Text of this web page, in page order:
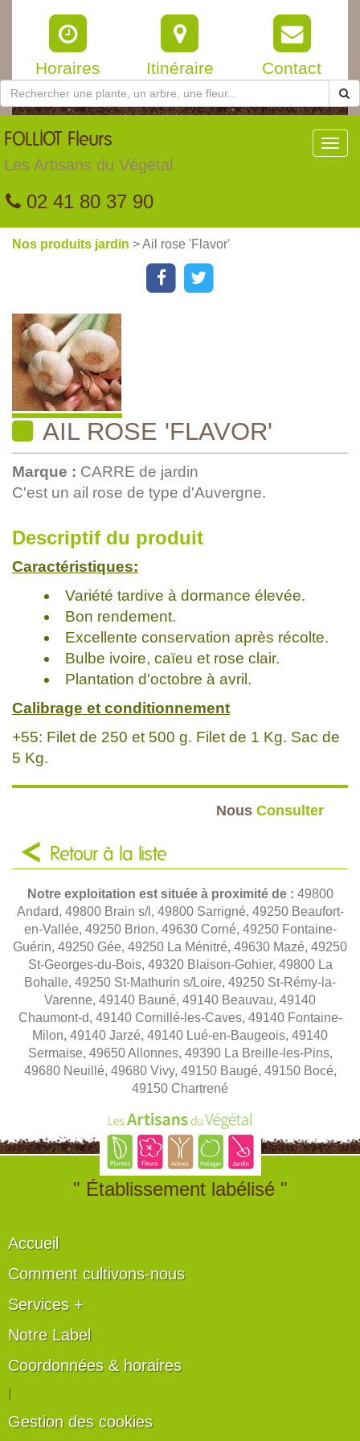
Horaires Itinéraire Contact
FOLLIOT Fleurs
Les Artisans du Végétal
02 41 80 37 90
Nos produits jardin > Ail rose 'Flavor'
AIL ROSE 'FLAVOR'
Marque : CARRE de jardin
C'est un ail rose de type d'Auvergne.
Descriptif du produit
Caractéristiques:
Variété tardive à dormance élevée.
Bon rendement.
Excellente conservation après récolte.
Bulbe ivoire, caïeu et rose clair.
Plantation d'octobre à avril.
Calibrage et conditionnement
+55: Filet de 250 et 500 g. Filet de 1 Kg. Sac de
5 Kg.
Nous Consulter
Retour à la liste
Notre exploitation est située à proximité de : 49800
Andard, 49800 Brain s/l, 49800 Sarrigné, 49250 Beaufort-
en-Vallée, 49250 Brion, 49630 Corné, 49250 Fontaine-
Guérin, 49250 Gée, 49250 La Ménitré, 49630 Mazé, 49250
St-Georges-du-Bois, 49320 Blaison-Gohier, 49800 La
Bohalle, 49250 St-Mathurin s/Loire, 49250 St-Rémy-la-
Varenne, 49140 Bauné, 49140 Beauvau, 49140
Chaumont-d, 49140 Cornillé-les-Caves, 49140 Fontaine-
Milon, 49140 Jarzé, 49140 Lué-en-Baugeois, 49140
Sermaise, 49650 Allonnes, 49390 La Breille-les-Pins,
49680 Neuillé, 49680 Vivy, 49150 Baugé, 49150 Bocé,
49150 Chartrené
" Établissement labélisé "
Accueil
Comment cultivons-nous
Services +
Notre Label
Coordonnées & horaires
Gestion des cookies